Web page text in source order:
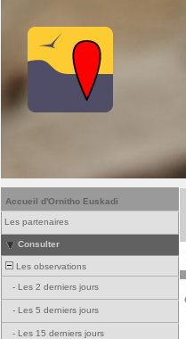
Accueil d'Ornitho Euskadi
Les partenaires
Consulter
Les observations
- Les 2 derniers jours
- Les 5 derniers jours
- Les 15 derniers jours